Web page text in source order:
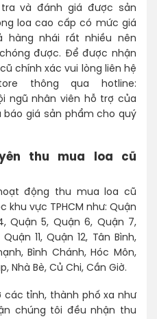
và đánh giá được sản
loa cao cấp có mức giá
hàng nhái rất nhiều nên
được. Để được nhận
chính xác vui lòng liên hệ
thông qua hotline:
ngũ nhân viên hỗ trợ của
báo giá sản phẩm cho quý
thu mua loa cũ
động thu mua loa cũ
khu vực TPHCM như: Quận
Quận 5, Quận 6, Quận 7,
11, Quận 12, Tân Bình,
Bình Chánh, Hóc Môn,
Nhà Bè, Củ Chi, Cần Giờ.
các tỉnh, thành phố xa như
chúng tôi đều nhận thu